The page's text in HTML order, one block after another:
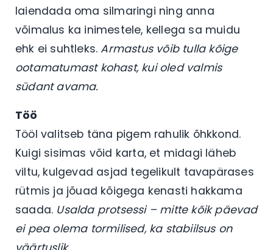
laiendada oma silmaringi ning anna
võimalus ka inimestele, kellega sa muidu
ehk ei suhtleks.Armastus võib tulla kõige
ootamatumast kohast, kui oled valmis
südant avama.
Töö
Tööl valitseb täna pigem rahulik õhkkond.
Kuigi sisimas võid karta, et midagi läheb
viltu, kulgevad asjad tegelikult tavapärases
rütmis ja jõuad kõigega kenasti hakkama
saada. Usalda protsessi – mitte kõik päevad
ei pea olema tormilised, ka stabiilsus on